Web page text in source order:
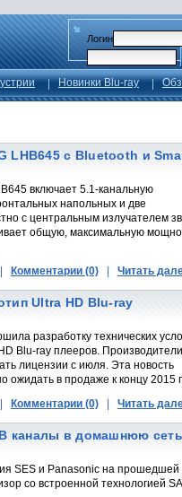
Логин
Новинки Blu-ray
LHB645 с Bluetooth и
включает 5.1-канальную
напольных и две
с центральным излучателем
общую, максимальную
Комментарии (0) Читать
Ultra HD Blu-ray
разработку технических
Blu-ray плееров. Производители
лицензии с июля. Эта новость
ожидать в продаже к концу 2015
Комментарии (0) Читать
каналы в домашнюю сеть
SES и Panasonic на
со встроенной технологией